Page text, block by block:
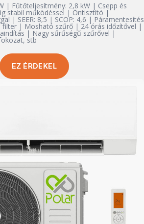
| Fűtőteljesítmény: 2,8 kW | Csepp és
stabil működéssel | Öntisztító |
| SEER: 8,5 | SCOP: 4,6 | Páramentesítés
filter | Mosható szűrő | 24 órás időzítővel |
| Nagy sűrűségű szűrővel |
stb
EZ ÉRDEKEL